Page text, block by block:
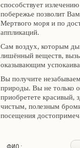
способствует
побережье позволит
Мертвого моря и по
аппликаций.
Сам воздух, которым
лишённый веществ,
оказывающим
Вы получите
природы. Вы не только
приобретете красивый,
чистым, полезным
посещения